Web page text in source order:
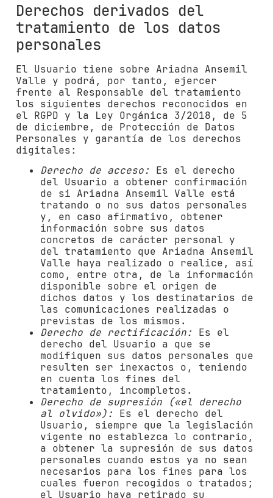
Derechos derivados del
tratamiento de los datos
personales
El Usuario tiene sobre Ariadna Ansemil
Valle y podrá, por tanto, ejercer
frente al Responsable del tratamiento
los siguientes derechos reconocidos en
el RGPD y la Ley Orgánica 3/2018, de 5
de diciembre, de Protección de Datos
Personales y garantía de los derechos
digitales:
Derecho de acceso:
Es el derecho
del Usuario a obtener confirmación
de si Ariadna Ansemil Valle está
tratando o no sus datos personales
y, en caso afirmativo, obtener
información sobre sus datos
concretos de carácter personal y
del tratamiento que Ariadna Ansemil
Valle haya realizado o realice, así
como, entre otra, de la información
disponible sobre el origen de
dichos datos y los destinatarios de
las comunicaciones realizadas o
previstas de los mismos.
Derecho de rectificación:
Es el
derecho del Usuario a que se
modifiquen sus datos personales que
resulten ser inexactos o, teniendo
en cuenta los fines del
tratamiento, incompletos.
Derecho de supresión («el derecho
al olvido»):
Es el derecho del
Usuario, siempre que la legislación
vigente no establezca lo contrario,
a obtener la supresión de sus datos
personales cuando estos ya no sean
necesarios para los fines para los
cuales fueron recogidos o tratados;
el Usuario haya retirado su